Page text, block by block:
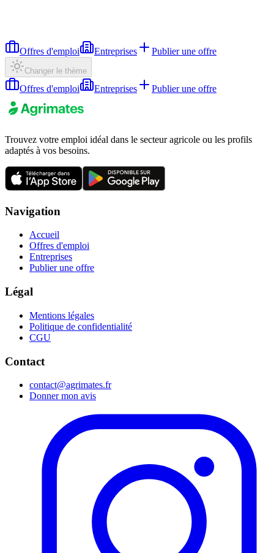
Offres d'emploi Entreprises Publier une offre
Changer le thème
Offres d'emploi Entreprises Publier une offre
Trouvez votre emploi idéal dans le secteur agricole ou les profils
adaptés à vos besoins.
Navigation
Accueil
Offres d'emploi
Entreprises
Publier une offre
Légal
Mentions légales
Politique de confidentialité
CGU
Contact
contact@agrimates.fr
Donner mon avis